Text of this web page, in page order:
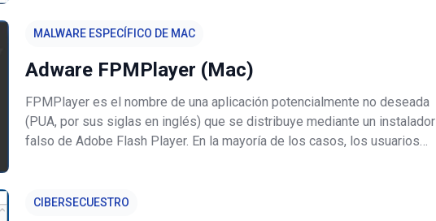
MALWARE ESPECÍFICO DE MAC
Adware FPMPlayer (Mac)
FPMPlayer es el nombre de una aplicación potencialmente no deseada
(PUA, por sus siglas en inglés) que se distribuye mediante un instalador
falso de Adobe Flash Player. En la mayoría de los casos, los usuarios
CIBERSECUESTRO